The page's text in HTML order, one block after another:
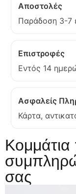
Αποστολές
Παράδοση 3-7
Επιστροφές
Εντός 14
Ασφαλείς
Κάρτα,
σας